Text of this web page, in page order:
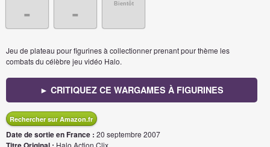
- -
Bientôt
Jeu de plateau pour figurines à collectionner prenant pour thème les
combats du célèbre jeu vidéo Halo.
► CRITIQUEZ CE WARGAMES À FIGURINES
Rechercher sur Amazon.fr
Date de sortie en France : 20 septembre 2007
Halo Action Clix